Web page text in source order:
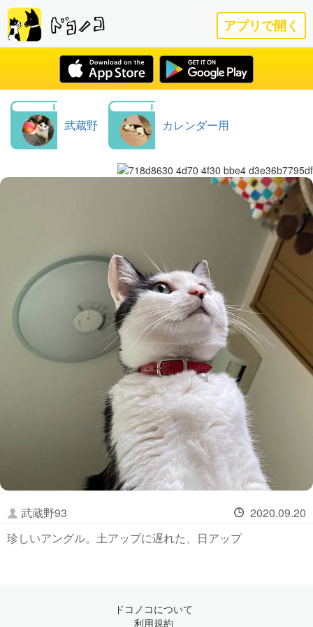
アプリで開く
武蔵野 カレンダー用
武蔵野93
2020.09.20
珍しいアングル。土アップに遅れた、日アップ
ドコノコについて
利用規約